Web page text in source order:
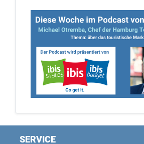
SERVICE